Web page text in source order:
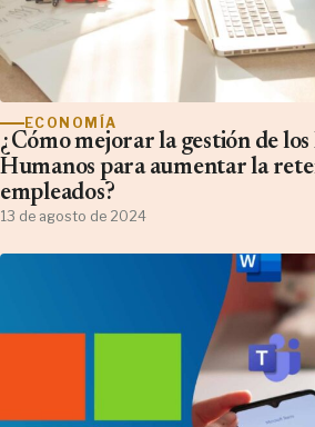
ECONOMÍA
¿Cómo mejorar la gestión de los
Humanos para aumentar la
empleados?
13 de agosto de 2024